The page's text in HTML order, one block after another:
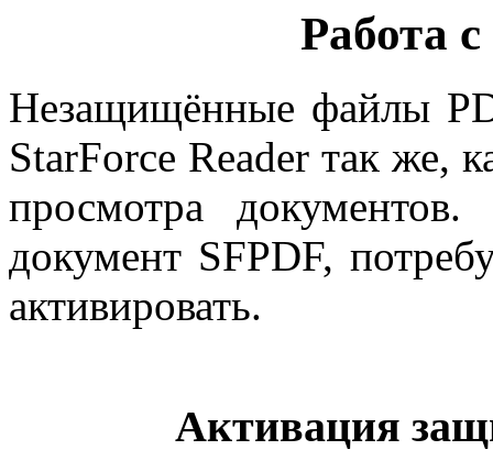
Работа
Незащищённые файлы
StarForce Reader так же,
просмотра
документ SFPDF,
активировать.
Активация